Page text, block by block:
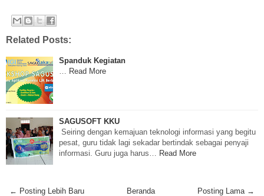
Related Posts:
Spanduk Kegiatan
Read More
SAGUSOFT KKU
Seiring dengan kemajuan teknologi informasi yang begitu
pesat, guru tidak lagi sekadar bertindak sebagai penyaji
informasi. Guru juga harus…
Read More
← Posting Lebih Baru Posting Lama →
Beranda